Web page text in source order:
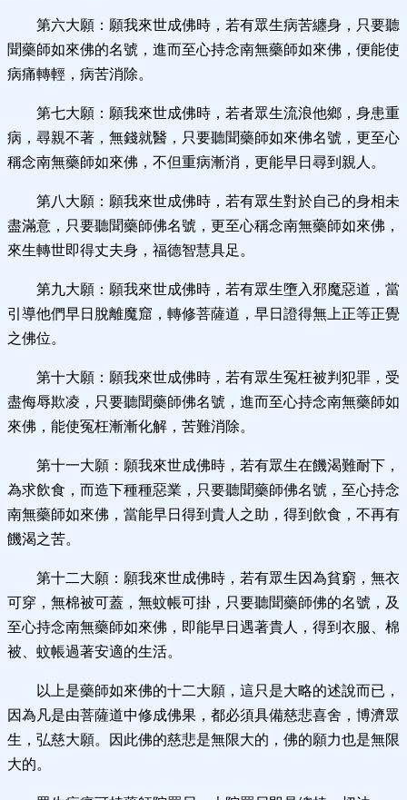
第六大願：願我來世成佛時，若有眾生病苦纏身，只要聽
聞藥師如來佛的名號，進而至心持念南無藥師如來佛，便能使
病痛轉輕，病苦消除。
第七大願：願我來世成佛時，若者眾生流浪他鄉，身患重
病，尋親不著，無錢就醫，只要聽聞藥師如來佛名號，更至心
稱念南無藥師如來佛，不但重病漸消，更能早日尋到親人。
第八大願：願我來世成佛時，若有眾生對於自己的身相未
盡滿意，只要聽聞藥師佛名號，更至心稱念南無藥師如來佛，
來生轉世即得丈夫身，福德智慧具足。
第九大願：願我來世成佛時，若有眾生墮入邪魔惡道，當
引導他們早日脫離魔窟，轉修菩薩道，早日證得無上正等正覺
之佛位。
第十大願：願我來世成佛時，若有眾生冤枉被判犯罪，受
盡侮辱欺凌，只要聽聞藥師佛名號，進而至心持念南無藥師如
來佛，能使冤枉漸漸化解，苦難消除。
第十一大願：願我來世成佛時，若有眾生在饑渴難耐下，
為求飲食，而造下種種惡業，只要聽聞藥師佛名號，至心持念
南無藥師如來佛，當能早日得到貴人之助，得到飲食，不再有
饑渴之苦。
第十二大願：願我來世成佛時，若有眾生因為貧窮，無衣
可穿，無棉被可蓋，無蚊帳可掛，只要聽聞藥師佛的名號，及
至心持念南無藥師如來佛，即能早日遇著貴人，得到衣服、棉
被、蚊帳過著安適的生活。
以上是藥師如來佛的十二大願，這只是大略的述說而已，
因為凡是由菩薩道中修成佛果，都必須具備慈悲喜舍，博濟眾
生，弘慈大願。因此佛的慈悲是無限大的，佛的願力也是無限
大的。